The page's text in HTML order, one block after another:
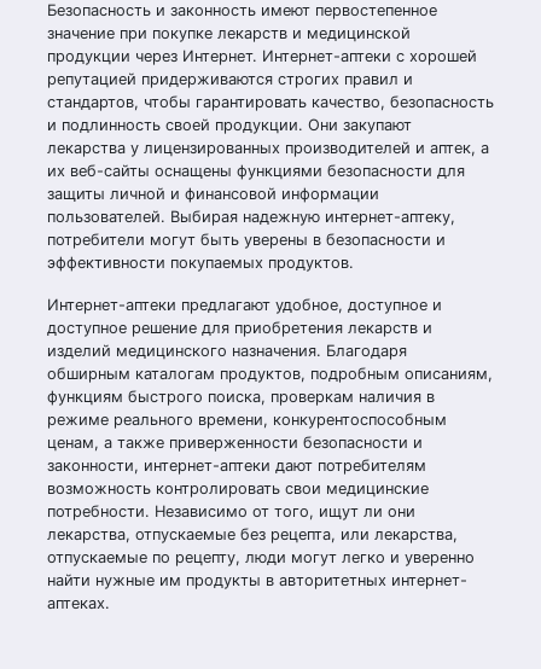
Безопасность и законность имеют первостепенное
значение при покупке лекарств и медицинской
продукции через Интернет. Интернет-аптеки с хорошей
репутацией придерживаются строгих правил и
стандартов, чтобы гарантировать качество, безопасность
и подлинность своей продукции. Они закупают
лекарства у лицензированных производителей и аптек, а
их веб-сайты оснащены функциями безопасности для
защиты личной и финансовой информации
пользователей. Выбирая надежную интернет-аптеку,
потребители могут быть уверены в безопасности и
эффективности покупаемых продуктов.
Интернет-аптеки предлагают удобное, доступное и
доступное решение для приобретения лекарств и
изделий медицинского назначения. Благодаря
обширным каталогам продуктов, подробным описаниям,
функциям быстрого поиска, проверкам наличия в
режиме реального времени, конкурентоспособным
ценам, а также приверженности безопасности и
законности, интернет-аптеки дают потребителям
возможность контролировать свои медицинские
потребности. Независимо от того, ищут ли они
лекарства, отпускаемые без рецепта, или лекарства,
отпускаемые по рецепту, люди могут легко и уверенно
найти нужные им продукты в авторитетных интернет-
аптеках.